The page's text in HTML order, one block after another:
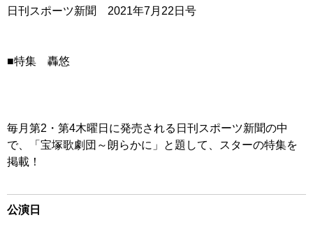
日刊スポーツ新聞 2021年7月22日号
■特集 轟悠
毎月第2・第4木曜日に発売される日刊スポーツ新聞の中
で、「宝塚歌劇団～朗らかに」と題して、スターの特集を
掲載！
公演日